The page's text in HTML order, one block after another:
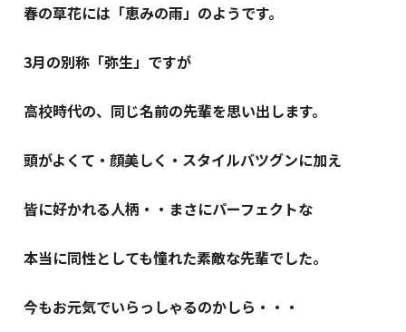
春の草花には「恵みの雨」のようです。
3月の別称「弥生」ですが
高校時代の、同じ名前の先輩を思い出します。
頭がよくて・顔美しく・スタイルバツグンに加え
皆に好かれる人柄・・まさにパーフェクトな
本当に同性としても憧れた素敵な先輩でした。
今もお元気でいらっしゃるのかしら・・・